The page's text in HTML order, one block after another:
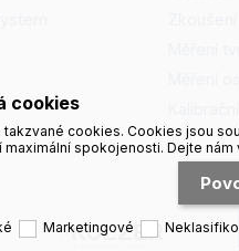
cookies
cookies. Cookies jsou
spokojenosti. Dejte
Marketingové